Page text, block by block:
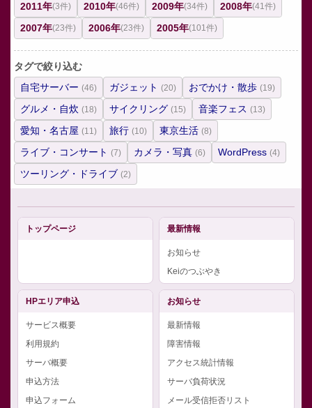
2011年(3件) 2010年(46件) 2009年(34件) 2008年(41件)
2007年(23件) 2006年(23件) 2005年(101件)
タグで絞り込む
自宅サーバー (46) ガジェット (20) おでかけ・散歩 (19)
グルメ・自炊 (18) サイクリング (15) 音楽フェス (13)
愛知・名古屋 (11) 旅行 (10) 東京生活 (8)
ライブ・コンサート (7) カメラ・写真 (6) WordPress (4)
ツーリング・ドライブ (2)
トップページ 最新情報
お知らせ
Keiのつぶやき
HPエリア申込
サービス概要
利用規約
サーバ概要
申込方法
申込フォーム
お知らせ
最新情報
障害情報
アクセス統計情報
サーバ負荷状況
メール受信拒否リスト